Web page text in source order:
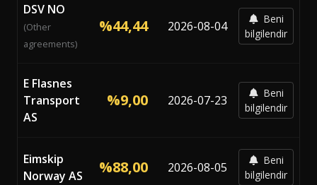
DSV NO
(Other
agreements)
%44,44 2026-08-04
Beni
bilgilendir
E Flasnes
Transport
AS
%9,00 2026-07-23
Beni
bilgilendir
Eimskip
Norway AS
%88,00 2026-08-05
Beni
bilgilendir